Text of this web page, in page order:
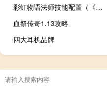
彩虹物语法师技能配置（《晴空物语》职业技能介绍道法师攻略）
血祭传奇1.13攻略
四大耳机品牌